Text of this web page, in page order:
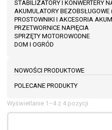
STABILIZATORY I KONWERTERY
AKUMULATORY BEZOBSŁUGOWE
PROSTOWNIKI I AKCESORIA
PRZETWORNICE NAPIĘCIA
SPRZĘTY MOTOROWODNE
DOM I OGRÓD
NOWOŚCI PRODUKTOWE
POLECANE PRODUKTY
Wyświetlanie 1–4 z 4 pozycji